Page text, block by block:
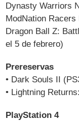
Dynasty Warriors
ModNation
Dragon Ball Z:
el 5 de febrero)
Prereservas
• Dark Souls II
• Lightning
PlayStation 4